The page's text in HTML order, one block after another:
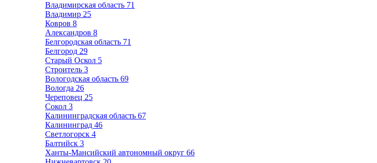
Владимирская область 71
Владимир 25
Ковров 8
Александров 8
Белгородская область 71
Белгород 29
Старый Оскол 5
Строитель 3
Вологодская область 69
Вологда 26
Череповец 25
Сокол 3
Калининградская область 67
Калининград 46
Светлогорск 4
Балтийск 3
Ханты-Мансийский автономный округ 66